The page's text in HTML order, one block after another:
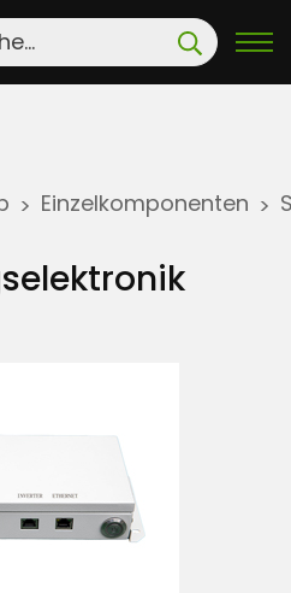
> Einzelkomponenten >